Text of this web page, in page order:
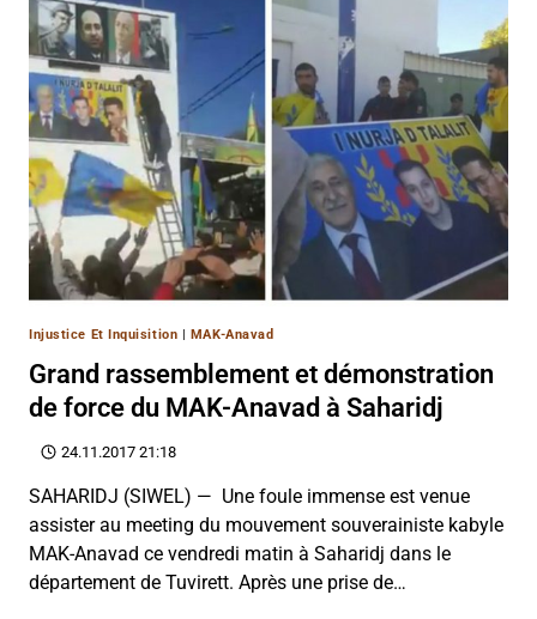
Injustice Et Inquisition | MAK-Anavad
Grand rassemblement et démonstration
de force du MAK-Anavad à Saharidj
24.11.2017 21:18
SAHARIDJ (SIWEL) — Une foule immense est venue
assister au meeting du mouvement souverainiste kabyle
MAK-Anavad ce vendredi matin à Saharidj dans le
département de Tuvirett. Après une prise de…